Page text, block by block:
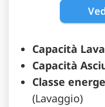
Capacità
Capacità
Classe
(Lavaggio)